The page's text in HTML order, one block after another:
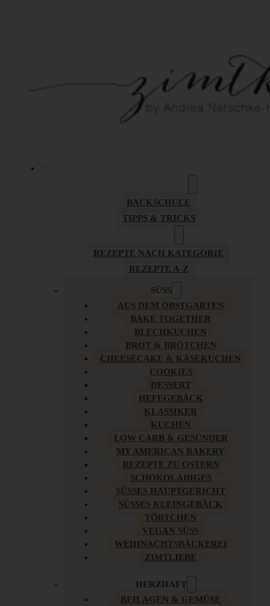
BACKSCHULE
TIPPS & TRICKS
REZEPTE NACH KATEGORIE
REZEPTE A-Z
SÜSS
AUS DEM OBSTGARTEN
BAKE TOGETHER
BLECHKUCHEN
BROT & BRÖTCHEN
CHEESECAKE & KÄSEKUCHEN
COOKIES
DESSERT
HEFEGEBÄCK
KLASSIKER
KUCHEN
LOW CARB & GESÜNDER
MY AMERICAN BAKERY
REZEPTE ZU OSTERN
SCHOKOLADIGES
SÜSSES HAUPTGERICHT
SÜSSES KLEINGEBÄCK
TÖRTCHEN
VEGAN SÜSS
WEIHNACHTSBÄCKEREI
ZIMTLIEBE
HERZHAFT
BEILAGEN & GEMÜSE